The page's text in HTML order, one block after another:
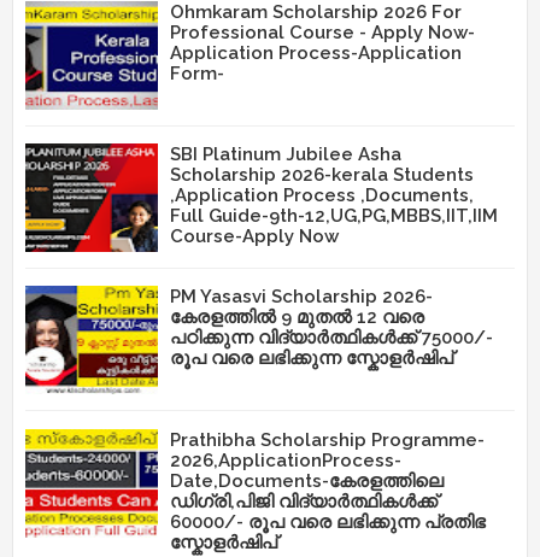
Ohmkaram Scholarship 2026 For
Professional Course - Apply Now-
Application Process-Application
Form-
SBI Platinum Jubilee Asha
Scholarship 2026-kerala Students
,Application Process ,Documents,
Full Guide-9th-12,UG,PG,MBBS,IIT,IIM
Course-Apply Now
PM Yasasvi Scholarship 2026-
കേരളത്തിൽ 9 മുതൽ 12 വരെ
പഠിക്കുന്ന വിദ്യാർത്ഥികൾക്ക് 75000/-
രൂപ വരെ ലഭിക്കുന്ന സ്കോളർഷിപ്
Prathibha Scholarship Programme-
2026,ApplicationProcess-
Date,Documents-കേരളത്തിലെ
ഡിഗ്രി,പിജി വിദ്യാർത്ഥികൾക്ക്
60000/- രൂപ വരെ ലഭിക്കുന്ന പ്രതിഭ
സ്കോളർഷിപ്